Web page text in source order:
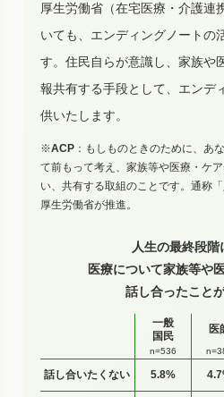
厚生労働省（在宅医療・介護連
いても、エンディングノートの
す。住民自らが意識し、家族や
報共有する手段として、エンデ
供いたします。
※ACP ：もしものときのために、あ
て前もって考え、家族等や医療・ケ
い、共有する取組のことです。通称
厚生労働省が推進。
人生の最終段階
医療について家族等や
話し合ったこと
一般
国民
医
話し合いたくない 5.8% 4.7